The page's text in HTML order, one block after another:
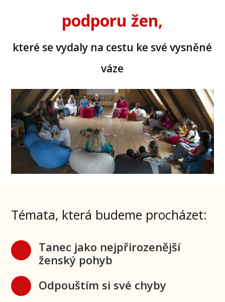
podporu žen,
které se vydaly na cestu ke své vysněné
váze
Témata, která budeme procházet:
Tanec jako nejpřirozenější
ženský pohyb
Odpouštím si své chyby